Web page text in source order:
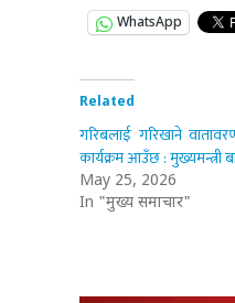
WhatsApp
Related
गरिबलाई गरिखाने
कार्यक्रम आउँछ : मुख्यमन्त्री
May 25, 2026
In "मुख्य समाचार"